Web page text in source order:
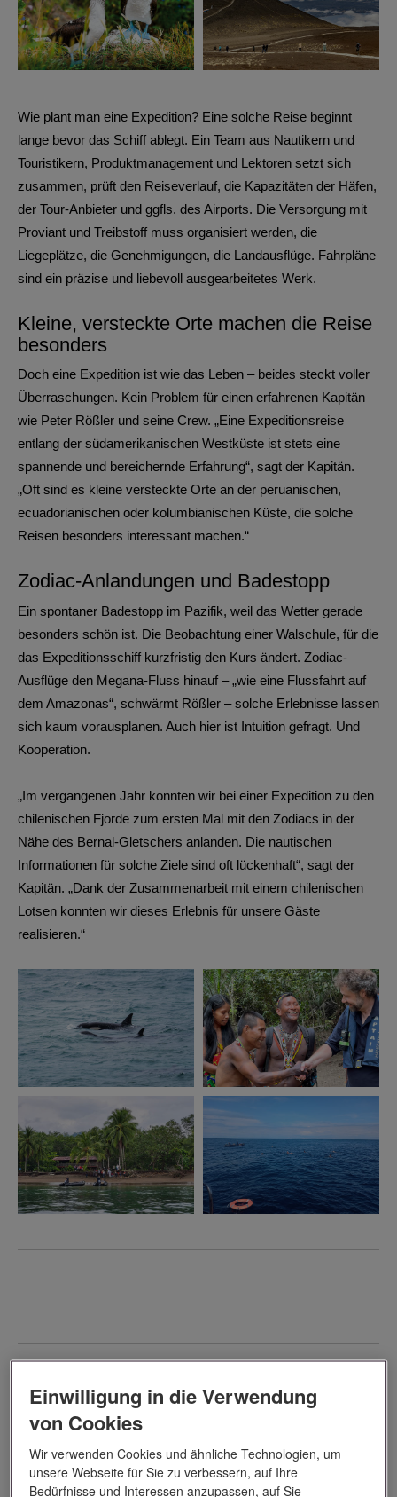
Wie plant man eine Expedition? Eine solche Reise beginnt
lange bevor das Schiff ablegt. Ein Team aus Nautikern und
Touristikern, Produktmanagement und Lektoren setzt sich
zusammen, prüft den Reiseverlauf, die Kapazitäten der Häfen,
der Tour-Anbieter und ggfls. des Airports. Die Versorgung mit
Proviant und Treibstoff muss organisiert werden, die
Liegeplätze, die Genehmigungen, die Landausflüge. Fahrpläne
sind ein präzise und liebevoll ausgearbeitetes Werk.
Kleine, versteckte Orte machen die Reise
besonders
Doch eine Expedition ist wie das Leben – beides steckt voller
Überraschungen. Kein Problem für einen erfahrenen Kapitän
wie Peter Rößler und seine Crew. „Eine Expeditionsreise
entlang der südamerikanischen Westküste ist stets eine
spannende und bereichernde Erfahrung“, sagt der Kapitän.
„Oft sind es kleine versteckte Orte an der peruanischen,
ecuadorianischen oder kolumbianischen Küste, die solche
Reisen besonders interessant machen.“
Zodiac-Anlandungen und Badestopp
Ein spontaner Badestopp im Pazifik, weil das Wetter gerade
besonders schön ist. Die Beobachtung einer Walschule, für die
das Expeditionsschiff kurzfristig den Kurs ändert. Zodiac-
Ausflüge den Megana-Fluss hinauf – „wie eine Flussfahrt auf
dem Amazonas“, schwärmt Rößler – solche Erlebnisse lassen
sich kaum vorausplanen. Auch hier ist Intuition gefragt. Und
Kooperation.
„Im vergangenen Jahr konnten wir bei einer Expedition zu den
chilenischen Fjorde zum ersten Mal mit den Zodiacs in der
Nähe des Bernal-Gletschers anlanden. Die nautischen
Informationen für solche Ziele sind oft lückenhaft“, sagt der
Kapitän. „Dank der Zusammenarbeit mit einem chilenischen
Lotsen konnten wir dieses Erlebnis für unsere Gäste
realisieren.“
Einwilligung in die Verwendung
von Cookies
Wir verwenden Cookies und ähnliche Technologien, um
unsere Webseite für Sie zu verbessern, auf Ihre
Bedürfnisse und Interessen anzupassen, auf Sie